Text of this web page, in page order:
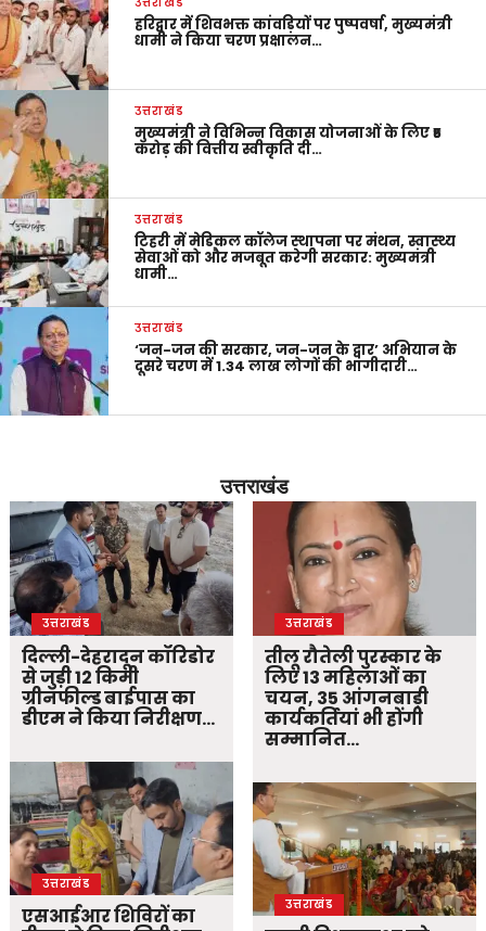
हरिद्वार में शिवभक्त कांवड़ियों पर पुष्पवर्षा, मुख्यमंत्री
धामी ने किया चरण प्रक्षालन…
उत्तराखंड
मुख्यमंत्री ने विभिन्न विकास योजनाओं के लिए ₹5
करोड़ की वित्तीय स्वीकृति दी…
उत्तराखंड
टिहरी में मेडिकल कॉलेज स्थापना पर मंथन, स्वास्थ्य
सेवाओं को और मजबूत करेगी सरकार: मुख्यमंत्री
धामी…
उत्तराखंड
‘जन-जन की सरकार, जन-जन के द्वार’ अभियान के
दूसरे चरण में 1.34 लाख लोगों की भागीदारी…
उत्तराखंड
उत्तराखंड
दिल्ली-देहरादून कॉरिडोर
से जुड़ी 12 किमी
ग्रीनफील्ड बाईपास का
डीएम ने किया निरीक्षण…
उत्तराखंड
एसआईआर शिविरों का
उत्तराखंड
तीलू रौतेली पुरस्कार के
लिए 13 महिलाओं का
चयन, 35 आंगनबाड़ी
कार्यकर्तियां भी होंगी
सम्मानित…
उत्तराखंड